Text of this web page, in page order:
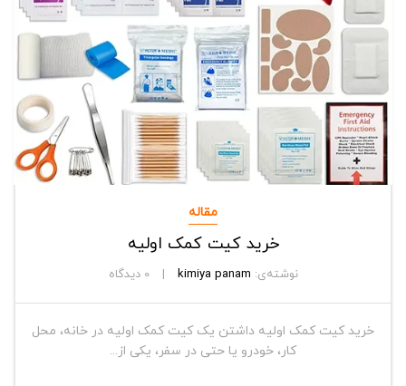
مقاله
خرید کیت کمک اولیه
نوشته‌ی: kimiya panam دیدگاه
خرید کیت کمک اولیه داشتن یک کیت کمک اولیه در خانه، محل
کار، خودرو یا حتی در سفر، یکی از...